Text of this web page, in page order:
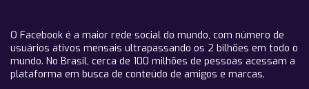
O Facebook é a maior rede social do mundo, com número de
usuários ativos mensais ultrapassando os 2 bilhões em todo o
mundo. No Brasil, cerca de 100 milhões de pessoas acessam a
plataforma em busca de conteúdo de amigos e marcas.